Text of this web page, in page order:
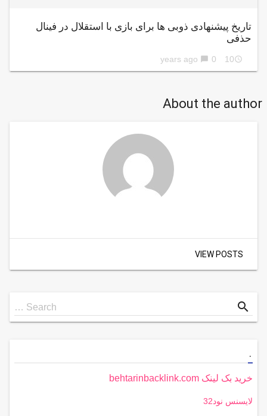
تاریخ پیشنهادی ذوبی ها برای بازی با استقلال در فینال
حذفی
access_time
10 years ago
chat_bubble 0
About the author
VIEW POSTS
Search
for
Search … search
.
خرید بک لینک behtarinbacklink.com
لایسنس نود32